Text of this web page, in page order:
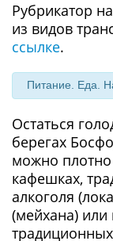
Рубрикатор
из видов
ссылке.
Питание. Еда.
Остаться
берегах
можно
кафешках,
алкоголя
(мейхана)